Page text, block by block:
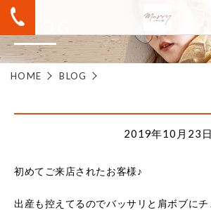
BLOG
HOME BLOG
2019年10月23日
初めてご来店されたお客様♪
出産も控えてるのでバッサリと肩ボブに